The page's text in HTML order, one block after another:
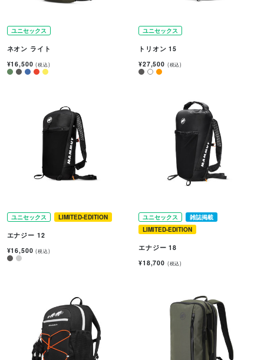
ユニセックス
ネオン ライト
¥16,500(税込)
ユニセックス
トリオン 15
¥27,500 (税込)
ユニセックス LIMITED-EDITION
エナジー 12
¥16,500(税込)
ユニセックス
雑誌掲載
LIMITED-EDITION
エナジー 18
¥18,700 (税込)